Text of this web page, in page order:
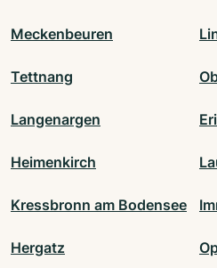
Meckenbeuren
Tettnang
Langenargen
Heimenkirch
Kressbronn am Bodensee
Hergatz